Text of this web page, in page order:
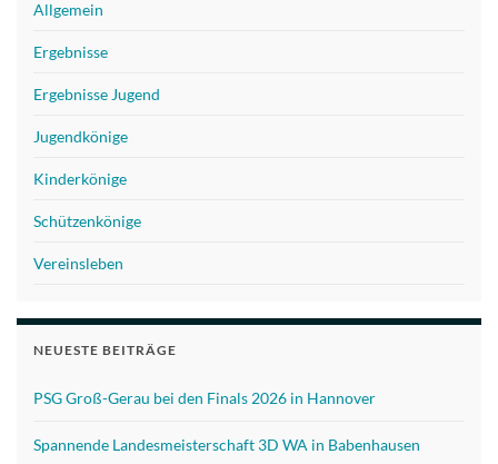
Allgemein
Ergebnisse
Ergebnisse Jugend
Jugendkönige
Kinderkönige
Schützenkönige
Vereinsleben
NEUESTE BEITRÄGE
PSG Groß-Gerau bei den Finals 2026 in Hannover
Spannende Landesmeisterschaft 3D WA in Babenhausen